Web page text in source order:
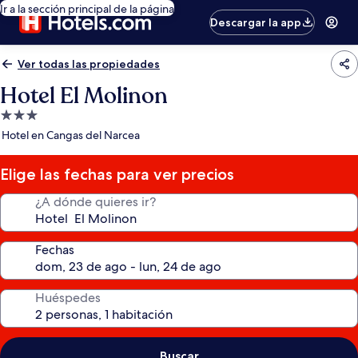
Ir a la sección principal de la página
Descargar la app
Ver todas las propiedades
Hotel El Molinon
Propiedad
de
estrellas
Hotel en Cangas del Narcea
Elige las fechas para ver precios
¿A dónde quieres ir?
Fechas
Huéspedes